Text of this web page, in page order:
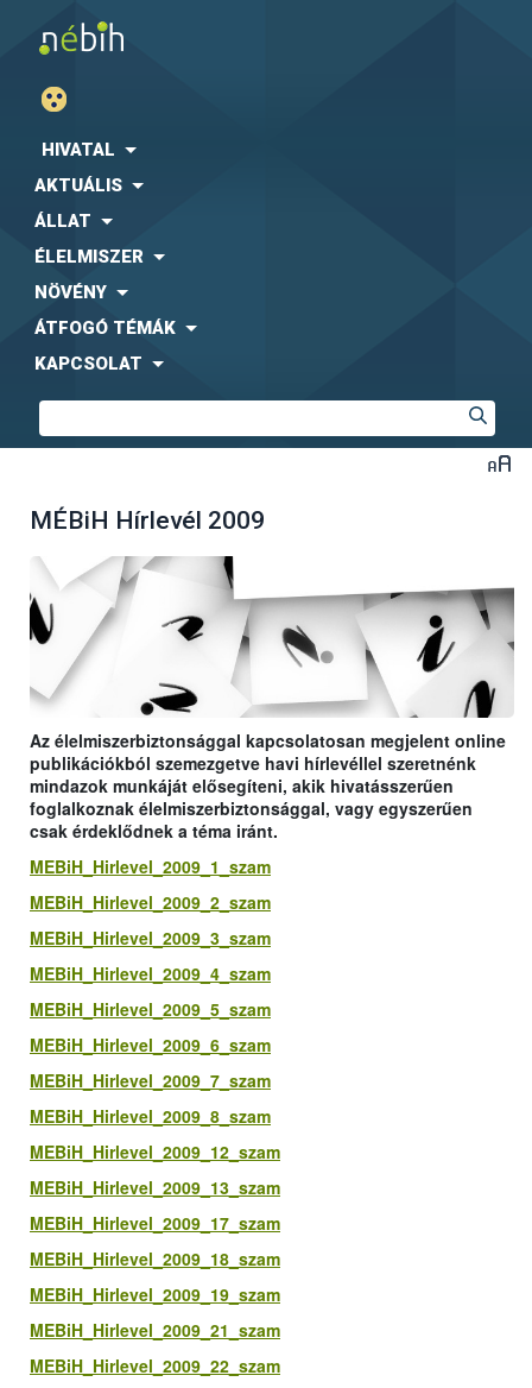
HIVATAL
AKTUÁLIS
ÁLLAT
ÉLELMISZER
NÖVÉNY
ÁTFOGÓ TÉMÁK
KAPCSOLAT
MÉBiH Hírlevél 2009
Az élelmiszerbiztonsággal kapcsolatosan megjelent online
publikációkból szemezgetve havi hírlevéllel szeretnénk
mindazok munkáját elősegíteni, akik hivatásszerűen
foglalkoznak élelmiszerbiztonsággal, vagy egyszerűen
csak érdeklődnek a téma iránt.
MEBiH_Hirlevel_2009_1_szam
MEBiH_Hirlevel_2009_2_szam
MEBiH_Hirlevel_2009_3_szam
MEBiH_Hirlevel_2009_4_szam
MEBiH_Hirlevel_2009_5_szam
MEBiH_Hirlevel_2009_6_szam
MEBiH_Hirlevel_2009_7_szam
MEBiH_Hirlevel_2009_8_szam
MEBiH_Hirlevel_2009_12_szam
MEBiH_Hirlevel_2009_13_szam
MEBiH_Hirlevel_2009_17_szam
MEBiH_Hirlevel_2009_18_szam
MEBiH_Hirlevel_2009_19_szam
MEBiH_Hirlevel_2009_21_szam
MEBiH_Hirlevel_2009_22_szam